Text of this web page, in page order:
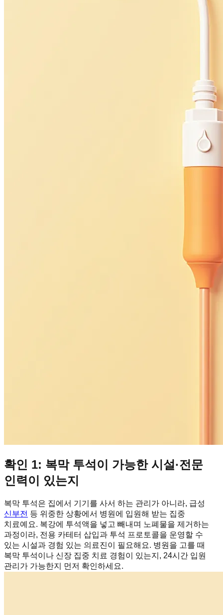
확인 1: 복막 투석이 가능한 시설·전문
인력이 있는지
복막 투석은 집에서 기기를 사서 하는 관리가 아니라, 급성
신부전 등 위중한 상황에서 병원에 입원해 받는 집중
치료예요. 복강에 투석액을 넣고 빼내며 노폐물을 제거하는
과정이라, 전용 카테터 삽입과 투석 프로토콜을 운영할 수
있는 시설과 경험 있는 의료진이 필요해요. 병원을 고를 때
복막 투석이나 신장 집중 치료 경험이 있는지, 24시간 입원
관리가 가능한지 먼저 확인하세요.